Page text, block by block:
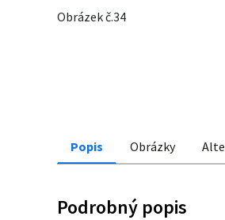
Obrázek č.34
Popis Obrázky
Podrobný popis